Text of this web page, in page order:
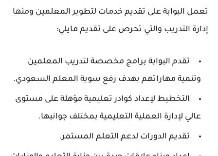
تعمل البوابة على تقديم خدمات لتطوير المعلمين ومنها
إدارة التدريب والتي تحرص على تقديم مايلي:
تقدم البوابة برامج مخصصة لتدريب المعلمين
وتنمية مهاراتهم بهدف رفع سوية المعلم السعودي.
التخطيط لإعداد كوادر تعليمية مؤهلة على مستوى
عالي لإدارة العملية التعليمية بمختلف جوانبها.
تقديم الدورات لدعم التعلم المستمر.